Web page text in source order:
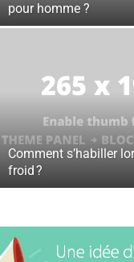
pour homme ?
Comment s’habiller
froid ?